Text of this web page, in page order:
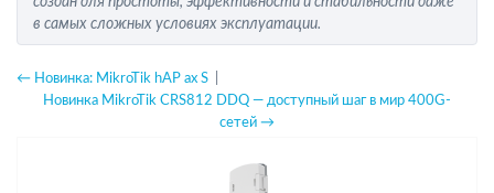
в самых сложных условиях эксплуатации.
← Новинка: MikroTik hAP ax S
Новинка MikroTik CRS812 DDQ — доступный шаг в мир 400G-
сетей →